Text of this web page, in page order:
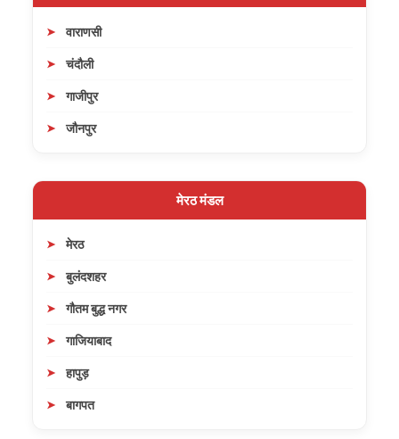
वाराणसी
चंदौली
गाजीपुर
जौनपुर
मेरठ मंडल
मेरठ
बुलंदशहर
गौतम बुद्ध नगर
गाजियाबाद
हापुड़
बागपत